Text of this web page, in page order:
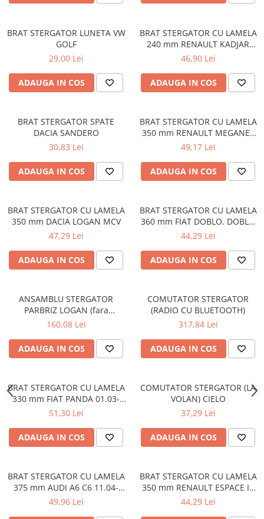
■ Filtre habitaclu
■ Filtre hidraulice
■ Filtre uscator
■ Filtre aditivi
■ Filtre agent racire
► Piese auto
Filtre aditivi
Filtre ulei
Filtre combustibil
Filtre habitaclu
Filtre hidraulice
Filtre epurator
Sistem franare
Placute frana
Discuri frana
Senzori uzura placute
Suport etrier
Bujii incandescente
Distributie
Kit distributie
BRAT STERGATOR LUNETA VW
GOLF
29,00 Lei
ADAUGA IN COS
BRAT STERGATOR CU LAMELA
240 mm RENAULT KADJAR
06.15-
46,90 Lei
ADAUGA IN COS
BRAT STERGATOR SPATE
DACIA SANDERO
30,83 Lei
ADAUGA IN COS
BRAT STERGATOR CU LAMELA
350 mm RENAULT MEGANE I
01.96-12.07
49,17 Lei
ADAUGA IN COS
BRAT STERGATOR CU LAMELA
350 mm DACIA LOGAN MCV
47,29 Lei
ADAUGA IN COS
BRAT STERGATOR CU LAMELA
360 mm FIAT DOBLO. DOBLO
10.05-
44,29 Lei
ADAUGA IN COS
ANSAMBLU STERGATOR
PARBRIZ LOGAN (fara
motoras)
160,08 Lei
ADAUGA IN COS
COMUTATOR STERGATOR
(RADIO CU BLUETOOTH)
317,84 Lei
ADAUGA IN COS
BRAT STERGATOR CU LAMELA
330 mm FIAT PANDA 01.03-
12.13
51,30 Lei
ADAUGA IN COS
COMUTATOR STERGATOR (LA
VOLAN) CIELO
37,29 Lei
ADAUGA IN COS
BRAT STERGATOR CU LAMELA
375 mm AUDI A6 C6 11.04-
10.08
49,96 Lei
BRAT STERGATOR CU LAMELA
350 mm RENAULT ESPACE IV
11.02-
44,29 Lei